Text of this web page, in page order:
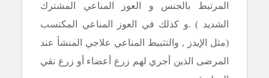
المرتبط بالجنس و العوز المناعي المشترك
الشديد ) .و كذلك في العوز المناعي المكتسب
(مثل الإيدز , والتثبيط المناعي علاجي المنشأ عند
المرضى الذين أجري لهم زرع أعضاء أو زرع نقي